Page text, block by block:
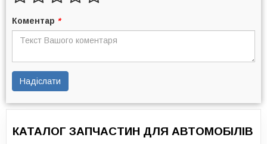
Коментар *
Надіслати
КАТАЛОГ ЗАПЧАСТИН ДЛЯ АВТОМОБІЛІВ